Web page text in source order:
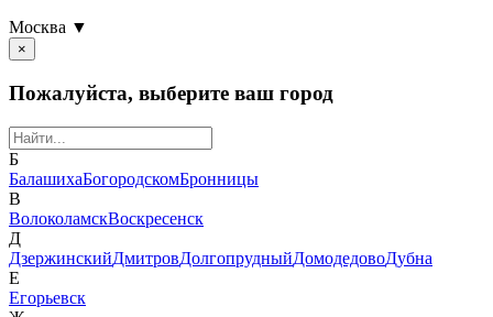
Москва ▼
×
Пожалуйста, выберите ваш город
Б
БалашихаБогородскомБронницы
В
ВолоколамскВоскресенск
Д
ДзержинскийДмитровДолгопрудныйДомодедовоДубна
Е
Егорьевск